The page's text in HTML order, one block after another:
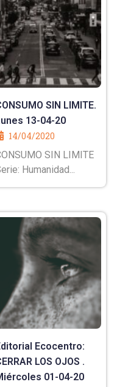
SIN LIMITE.
13-04-20
14/04/2020
SIN LIMITE
Humanidad...
Ecocentro:
LOS OJOS .
01-04-20